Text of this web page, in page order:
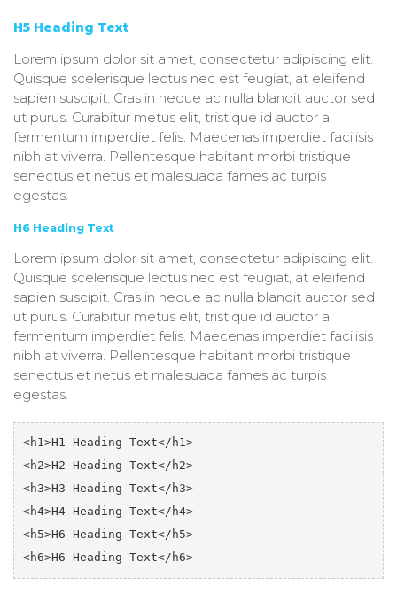
H5 Heading Text
Lorem ipsum dolor sit amet, consectetur adipiscing elit.
Quisque scelerisque lectus nec est feugiat, at eleifend
sapien suscipit. Cras in neque ac nulla blandit auctor sed
ut purus. Curabitur metus elit, tristique id auctor a,
fermentum imperdiet felis. Maecenas imperdiet facilisis
nibh at viverra. Pellentesque habitant morbi tristique
senectus et netus et malesuada fames ac turpis
egestas.
H6 Heading Text
Lorem ipsum dolor sit amet, consectetur adipiscing elit.
Quisque scelerisque lectus nec est feugiat, at eleifend
sapien suscipit. Cras in neque ac nulla blandit auctor sed
ut purus. Curabitur metus elit, tristique id auctor a,
fermentum imperdiet felis. Maecenas imperdiet facilisis
nibh at viverra. Pellentesque habitant morbi tristique
senectus et netus et malesuada fames ac turpis
egestas.
<h1>H1 Heading Text</h1>
<h2>H2 Heading Text</h2>
<h3>H3 Heading Text</h3>
<h4>H4 Heading Text</h4>
<h5>H6 Heading Text</h5>
<h6>H6 Heading Text</h6>